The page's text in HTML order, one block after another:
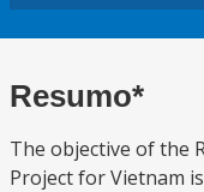
Resumo*
The objective of the
Project for Vietnam